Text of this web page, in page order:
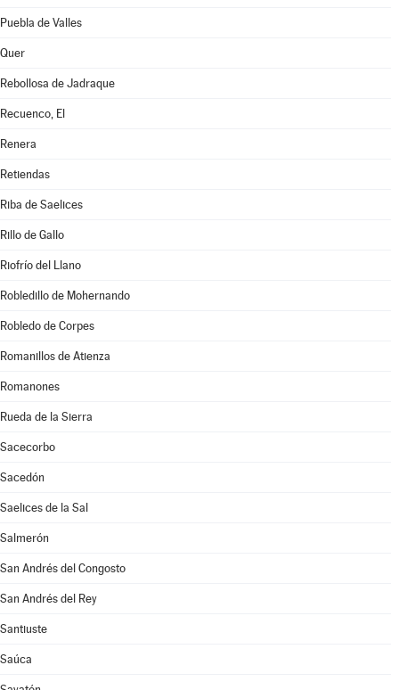
Puebla de Valles
Quer
Rebollosa de Jadraque
Recuenco, El
Renera
Retiendas
Riba de Saelices
Rillo de Gallo
Riofrío del Llano
Robledillo de Mohernando
Robledo de Corpes
Romanillos de Atienza
Romanones
Rueda de la Sierra
Sacecorbo
Sacedón
Saelices de la Sal
Salmerón
San Andrés del Congosto
San Andrés del Rey
Santiuste
Saúca